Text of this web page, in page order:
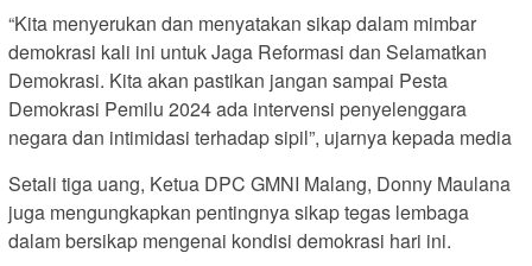
“Kita menyerukan dan menyatakan sikap dalam mimbar
demokrasi kali ini untuk Jaga Reformasi dan Selamatkan
Demokrasi. Kita akan pastikan jangan sampai Pesta
Demokrasi Pemilu 2024 ada intervensi penyelenggara
negara dan intimidasi terhadap sipil”, ujarnya kepada media
Setali tiga uang, Ketua DPC GMNI Malang, Donny Maulana
juga mengungkapkan pentingnya sikap tegas lembaga
dalam bersikap mengenai kondisi demokrasi hari ini.